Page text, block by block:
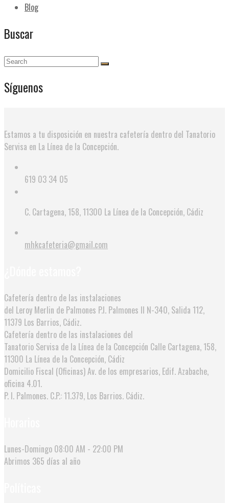
Blog
Buscar
Síguenos
Estamos a tu disposición en nuestra cafetería dentro del Tanatorio
Servisa en La Línea de la Concepción.
619 03 34 05
C. Cartagena, 158, 11300 La Línea de la Concepción, Cádiz
mhkcafeteria@gmail.com
Cafetería dentro de las instalaciones
del Leroy Merlin de Palmones P.I. Palmones II N-340, Salida 112,
11379 Los Barrios, Cádiz.
Cafetería dentro de las instalaciones del
Tanatorio Servisa de la Línea de la Concepción Calle Cartagena, 158,
11300 La Línea de la Concepción, Cádiz
Domicilio Fiscal (Oficinas)Av. de los empresarios, Edif. Azabache,
oficina 4.01.
P. I. Palmones. C.P.: 11.379, Los Barrios. Cádiz.
Lunes-Domingo 08:00 AM - 22:00 PM
Abrimos 365 días al año